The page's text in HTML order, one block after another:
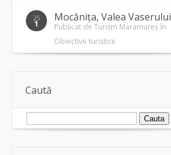
25
1
Mocănița, Valea Vaserului
Publicat de Turism Maramureș în
Obiective turistice
Caută